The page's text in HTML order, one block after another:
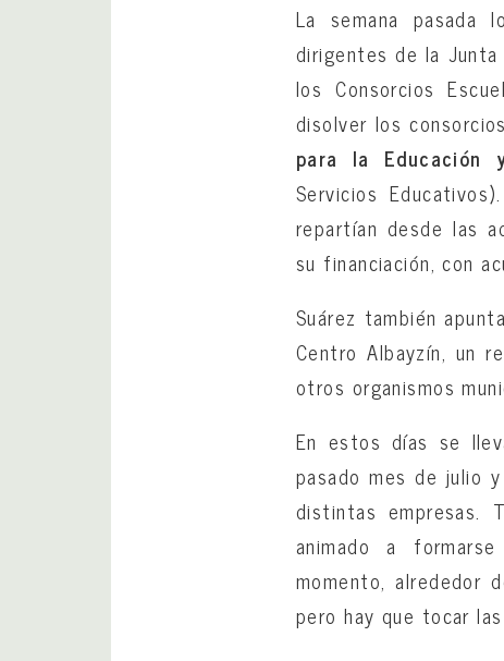
La semana pasada
dirigentes de la
los Consorcios
disolver los
para la Educación
Servicios
repartían desde las
su financiación, con
Suárez también
Centro Albayzín, un
otros organismos
En estos días se
pasado mes de julio
distintas empresas.
animado a
momento, alrededor
pero hay que tocar